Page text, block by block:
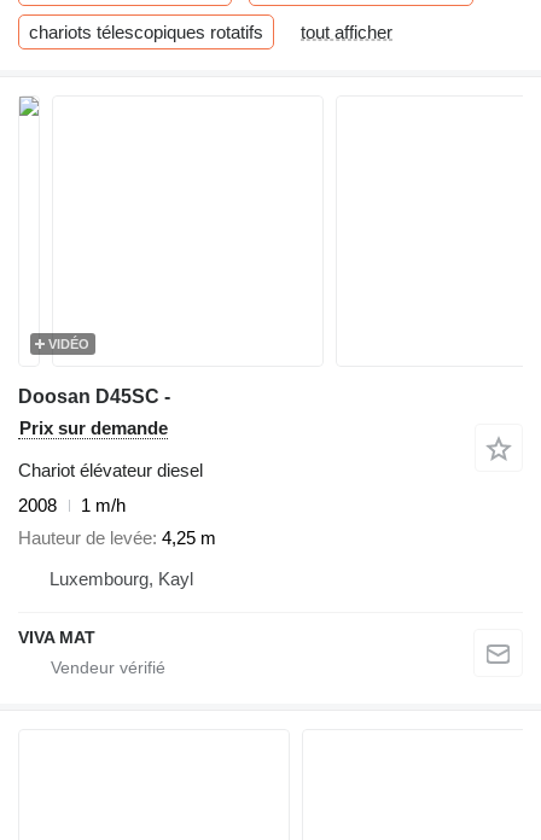
chariots télescopiques rotatifs tout afficher
VIDÉO
Doosan D45SC -
Prix sur demande
Chariot élévateur diesel
2008
1 m/h
Hauteur de levée 4,25 m
Luxembourg, Kayl
VIVA MAT